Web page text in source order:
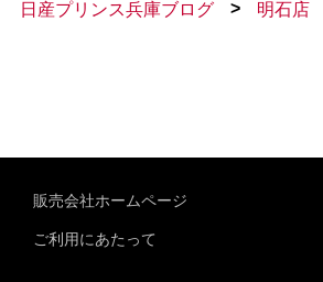
日産プリンス兵庫ブログ > 明石店
販売会社ホームページ
ご利用にあたって